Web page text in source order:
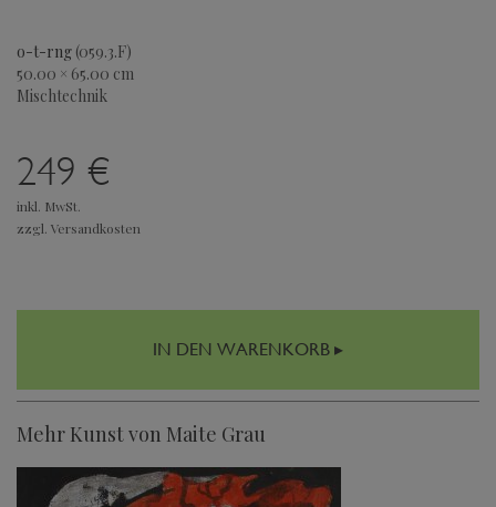
o-t-rng (059.3.F)
50.00 × 65.00 cm
Mischtechnik
249 €
inkl. MwSt.
zzgl. Versandkosten
IN DEN WARENKORB ▸
Mehr Kunst von Maite Grau